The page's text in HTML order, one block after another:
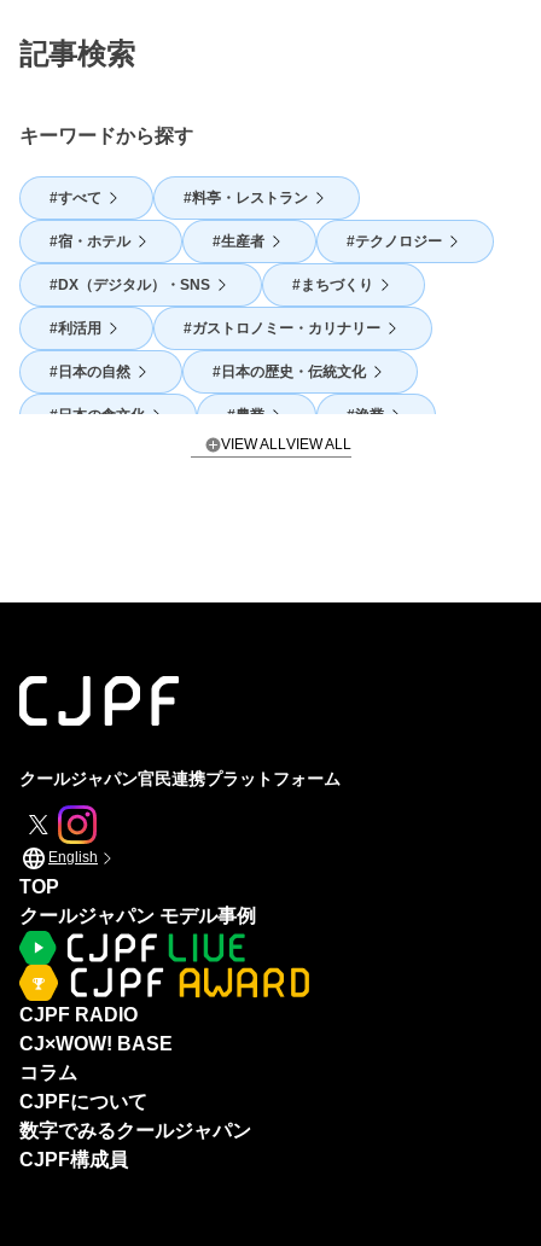
記事検索
キーワードから探す
すべて 料亭・レストラン
宿・ホテル 生産者 テクノロジー
DX（デジタル）・SNS まちづくり
利活用 ガストロノミー・カリナリー
日本の自然 日本の歴史・伝統文化
日本の食文化 農業 漁業
地産地消 外国人活躍
VIEW ALL
クールジャパン官民連携プラットフォーム
English
TOP
クールジャパン モデル事例
CJPF RADIO
CJ×WOW! BASE
コラム
CJPFについて
数字でみるクールジャパン
CJPF構成員